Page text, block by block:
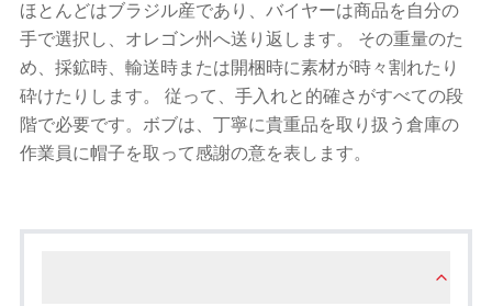
ほとんどはブラジル産であり、バイヤーは商品を自分の
手で選択し、オレゴン州へ送り返します。 その重量のた
め、採鉱時、輸送時または開梱時に素材が時々割れたり
砕けたりします。 従って、手入れと的確さがすべての段
階で必要です。ボブは、丁寧に貴重品を取り扱う倉庫の
作業員に帽子を取って感謝の意を表します。